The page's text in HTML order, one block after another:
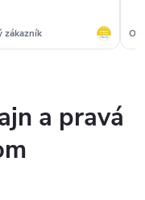
zákazník
a pravá